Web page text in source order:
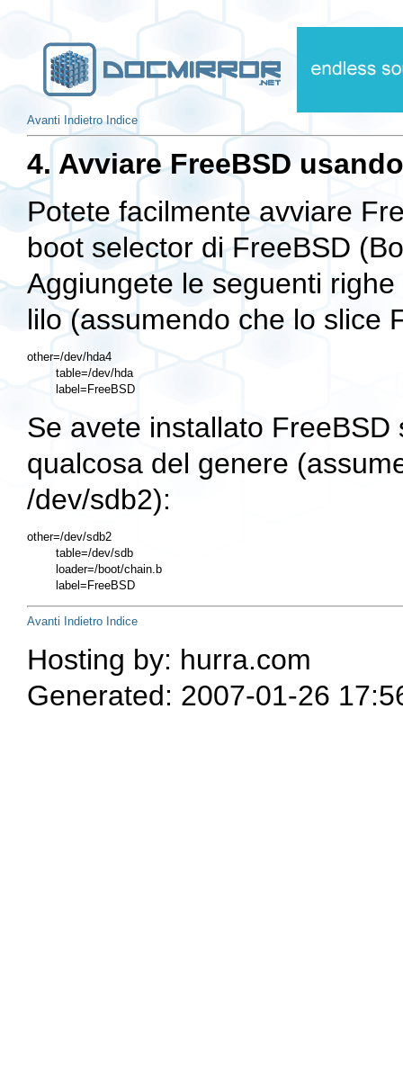
Avanti Indietro Indice
4. Avviare FreeBSD
Potete facilmente avviare
boot selector di FreeBSD (
Aggiungete le seguenti
lilo(assumendo che lo slice
other=/dev/hda4
        table=/dev/hda
Se avete installato
qualcosa del genere
/dev/sdb2):
other=/dev/sdb2
        table=/dev/sdb
        loader=/boot/chain.b
Avanti Indietro Indice
Hosting by: hurra.com
Generated: 2007-01-26